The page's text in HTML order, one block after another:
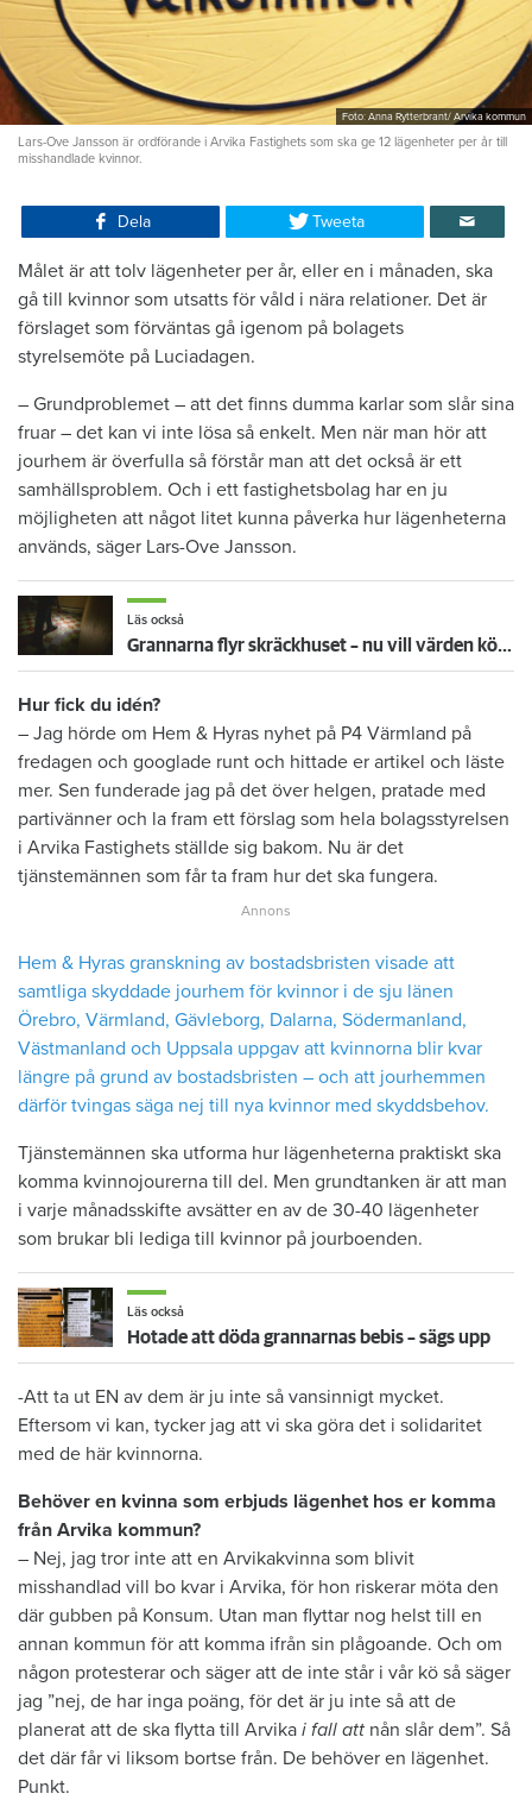
Foto: Anna Rytterbrant/ Arvika kommun
Lars-Ove Jansson är ordförande i Arvika Fastighets som ska ge 12 lägenheter per år till
misshandlade kvinnor.
Dela Tweeta
Målet är att tolv lägenheter per år, eller en i månaden, ska
gå till kvinnor som utsatts för våld i nära relationer. Det är
förslaget som förväntas gå igenom på bolagets
styrelsemöte på Luciadagen.
– Grundproblemet – att det finns dumma karlar som slår sina
fruar – det kan vi inte lösa så enkelt. Men när man hör att
jourhem är överfulla så förstår man att det också är ett
samhällsproblem. Och i ett fastighetsbolag har en ju
möjligheten att något litet kunna påverka hur lägenheterna
används, säger Lars-Ove Jansson.
Läs också
Grannarna flyr skräckhuset – nu vill värden köpa ut kriminella hyresgäster
Hur fick du idén?
– Jag hörde om Hem & Hyras nyhet på P4 Värmland på
fredagen och googlade runt och hittade er artikel och läste
mer. Sen funderade jag på det över helgen, pratade med
partivänner och la fram ett förslag som hela bolagsstyrelsen
i Arvika Fastighets ställde sig bakom. Nu är det
tjänstemännen som får ta fram hur det ska fungera.
Hem & Hyras granskning av bostadsbristen visade att
samtliga skyddade jourhem för kvinnor i de sju länen
Örebro, Värmland, Gävleborg, Dalarna, Södermanland,
Västmanland och Uppsala uppgav att kvinnorna blir kvar
längre på grund av bostadsbristen – och att jourhemmen
därför tvingas säga nej till nya kvinnor med skyddsbehov.
Tjänstemännen ska utforma hur lägenheterna praktiskt ska
komma kvinnojourerna till del. Men grundtanken är att man
i varje månadsskifte avsätter en av de 30-40 lägenheter
som brukar bli lediga till kvinnor på jourboenden.
Läs också
Hotade att döda grannarnas bebis – sägs upp
-Att ta ut EN av dem är ju inte så vansinnigt mycket.
Eftersom vi kan, tycker jag att vi ska göra det i solidaritet
med de här kvinnorna.
Behöver en kvinna som erbjuds lägenhet hos er komma
från Arvika kommun?
– Nej, jag tror inte att en Arvikakvinna som blivit
misshandlad vill bo kvar i Arvika, för hon riskerar möta den
där gubben på Konsum. Utan man flyttar nog helst till en
annan kommun för att komma ifrån sin plågoande. Och om
någon protesterar och säger att de inte står i vår kö så säger
jag ”nej, de har inga poäng, för det är ju inte så att de
planerat att de ska flytta till Arvika i fall att nån slår dem”. Så
det där får vi liksom bortse från. De behöver en lägenhet.
Punkt.